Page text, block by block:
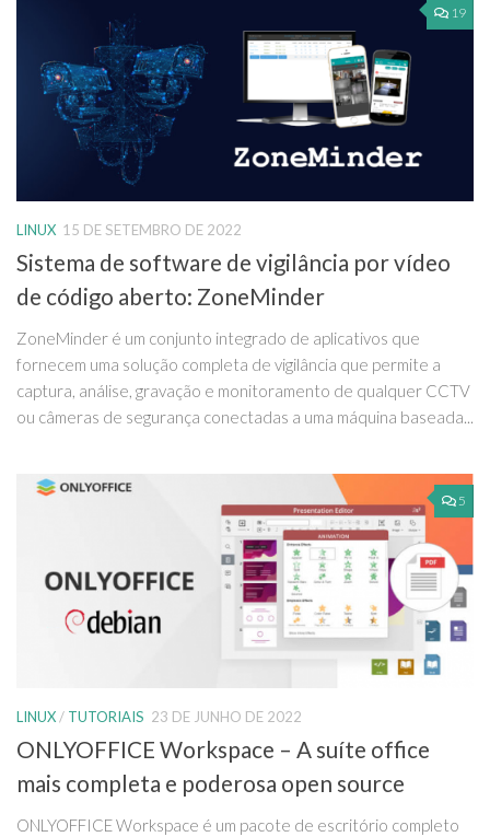
19
LINUX 15 DE SETEMBRO DE 2022
Sistema de software de vigilância por vídeo
de código aberto: ZoneMinder
ZoneMinder é um conjunto integrado de aplicativos que
fornecem uma solução completa de vigilância que permite a
captura, análise, gravação e monitoramento de qualquer CCTV
ou câmeras de segurança conectadas a uma máquina baseada...
5
LINUX/ TUTORIAIS 23 DE JUNHO DE 2022
ONLYOFFICE Workspace – A suíte office
mais completa e poderosa open source
ONLYOFFICE Workspace é um pacote de escritório completo